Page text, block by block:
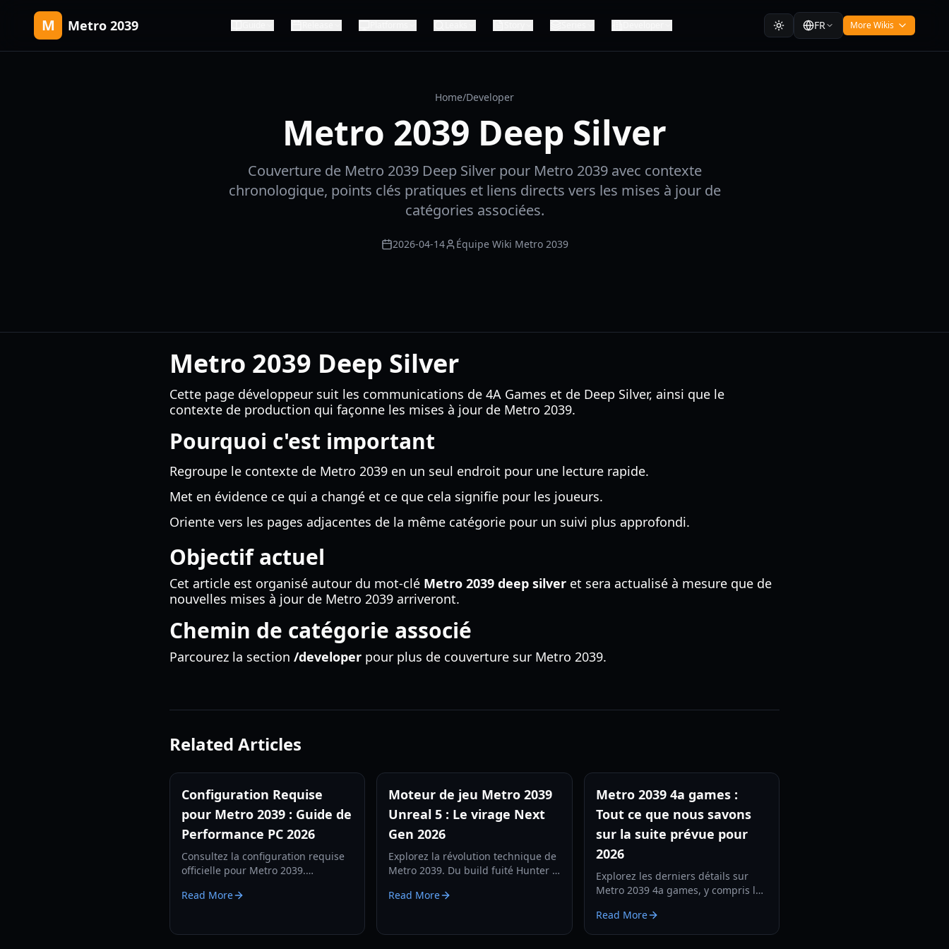
M Metro 2039 FR More Wikis
Home/Developer
Metro 2039 Deep Silver
Couverture de Metro 2039 Deep Silver pour Metro 2039 avec contexte
chronologique, points clés pratiques et liens directs vers les mises à jour de
catégories associées.
2026-04-14 Équipe Wiki Metro 2039
Metro 2039 Deep Silver
Cette page développeur suit les communications de 4A Games et de Deep Silver, ainsi que le
contexte de production qui façonne les mises à jour de Metro 2039.
Pourquoi c'est important
Regroupe le contexte de Metro 2039 en un seul endroit pour une lecture rapide.
Met en évidence ce qui a changé et ce que cela signifie pour les joueurs.
Oriente vers les pages adjacentes de la même catégorie pour un suivi plus approfondi.
Objectif actuel
Cet article est organisé autour du mot-clé Metro 2039 deep silver et sera actualisé à mesure que de
nouvelles mises à jour de Metro 2039 arriveront.
Chemin de catégorie associé
Parcourez la section /developer pour plus de couverture sur Metro 2039.
Related Articles
Configuration Requise
pour Metro 2039 : Guide de
Performance PC 2026
Consultez la configuration requise
officielle pour Metro 2039.
4A Engine, les mises à jour du ray
Read More
Moteur de jeu Metro 2039
Unreal 5 : Le virage Next
Gen 2026
Explorez la révolution technique de
Metro 2039. Du build fuité Hunter à
découvrez comment 4A Games
Read More
Metro 2039 4a games :
Tout ce que nous savons
sur la suite prévue pour
2026
Explorez les derniers détails sur
Metro 2039 4a games, y compris les
sur le scénario et les spécifications
techniques pour la sortie en 2026.
Read More